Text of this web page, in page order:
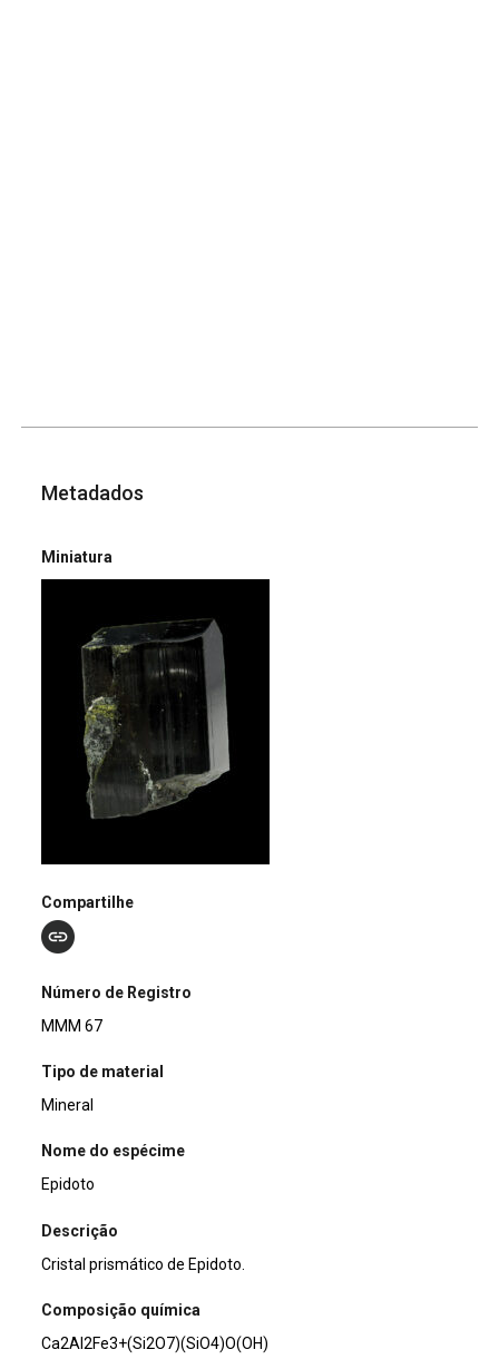
Metadados
Miniatura
Compartilhe
Número de Registro
MMM 67
Tipo de material
Mineral
Nome do espécime
Epidoto
Descrição
Cristal prismático de Epidoto.
Composição química
Ca2Al2Fe3+(Si2O7)(SiO4)O(OH)